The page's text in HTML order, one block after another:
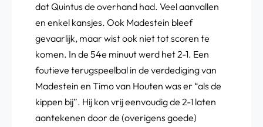
dat Quintus de overhand had. Veel aanvallen
en enkel kansjes. Ook Madestein bleef
gevaarlijk, maar wist ook niet tot scoren te
komen. In de 54e minuut werd het 2-1. Een
foutieve terugspeelbal in de verdediging van
Madestein en Timo van Houten was er “als de
kippen bij”. Hij kon vrij eenvoudig de 2-1 laten
aantekenen door de (overigens goede)